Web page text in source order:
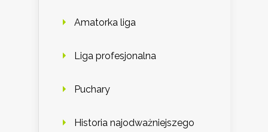
Amatorka liga
Liga profesjonalna
Puchary
Historia najodważniejszego